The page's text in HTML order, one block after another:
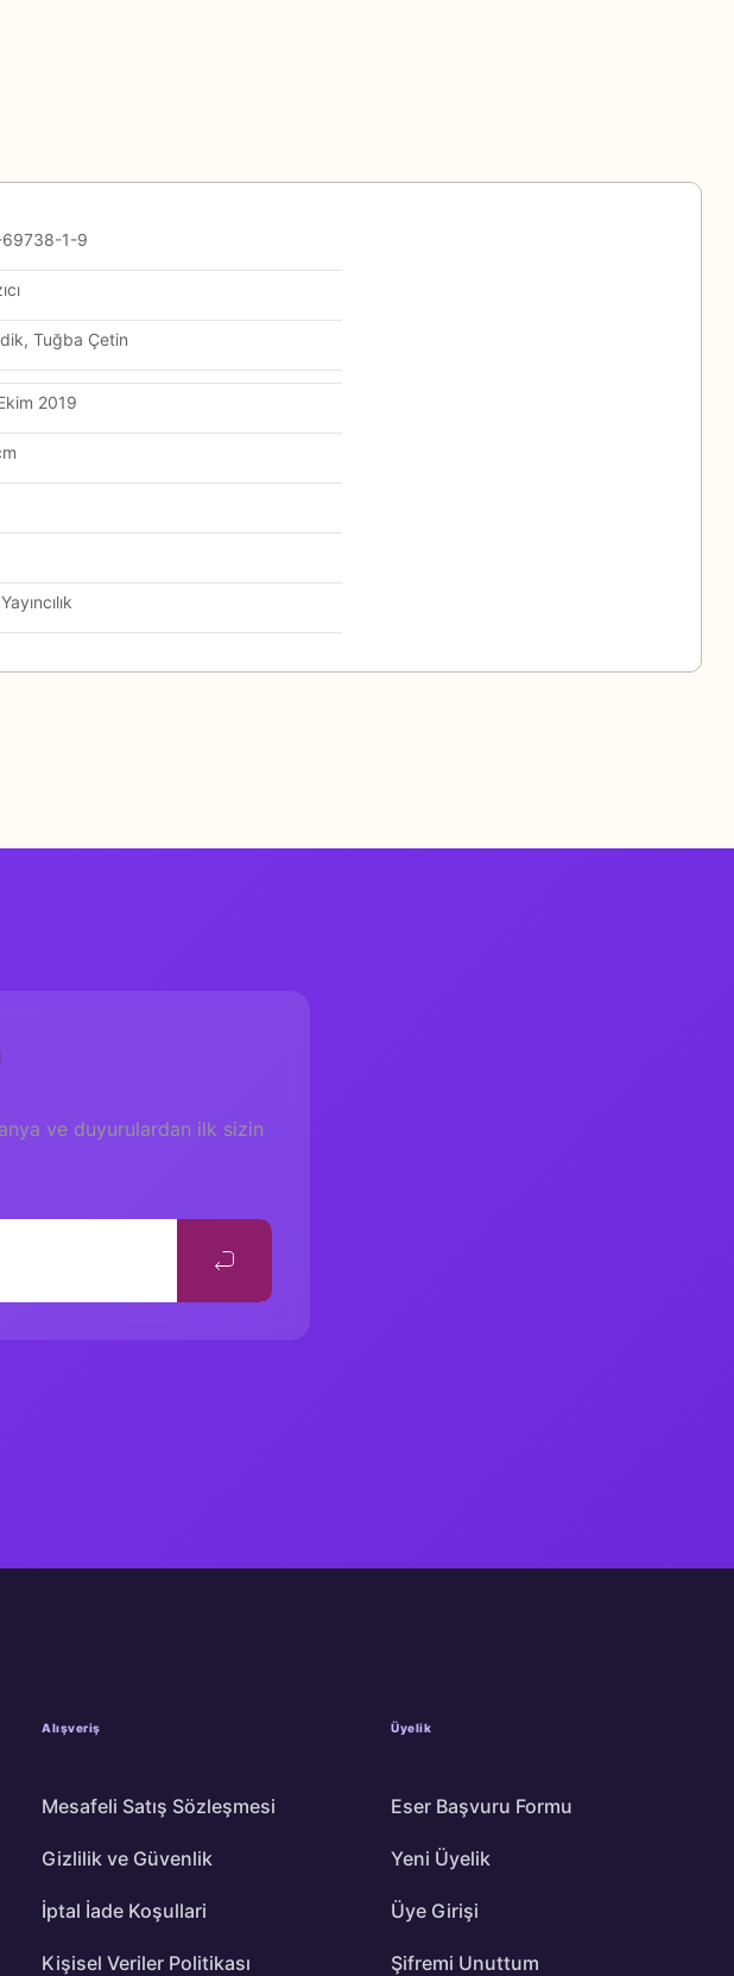
1-9
Tuğba Çetin
2019
ve duyurulardan ilk sizin
Alışveriş
Mesafeli Satış Sözleşmesi
Gizlilik ve Güvenlik
İptal İade Koşullari
Kişisel Veriler Politikası
Üyelik
Eser Başvuru Formu
Yeni Üyelik
Üye Girişi
Şifremi Unuttum